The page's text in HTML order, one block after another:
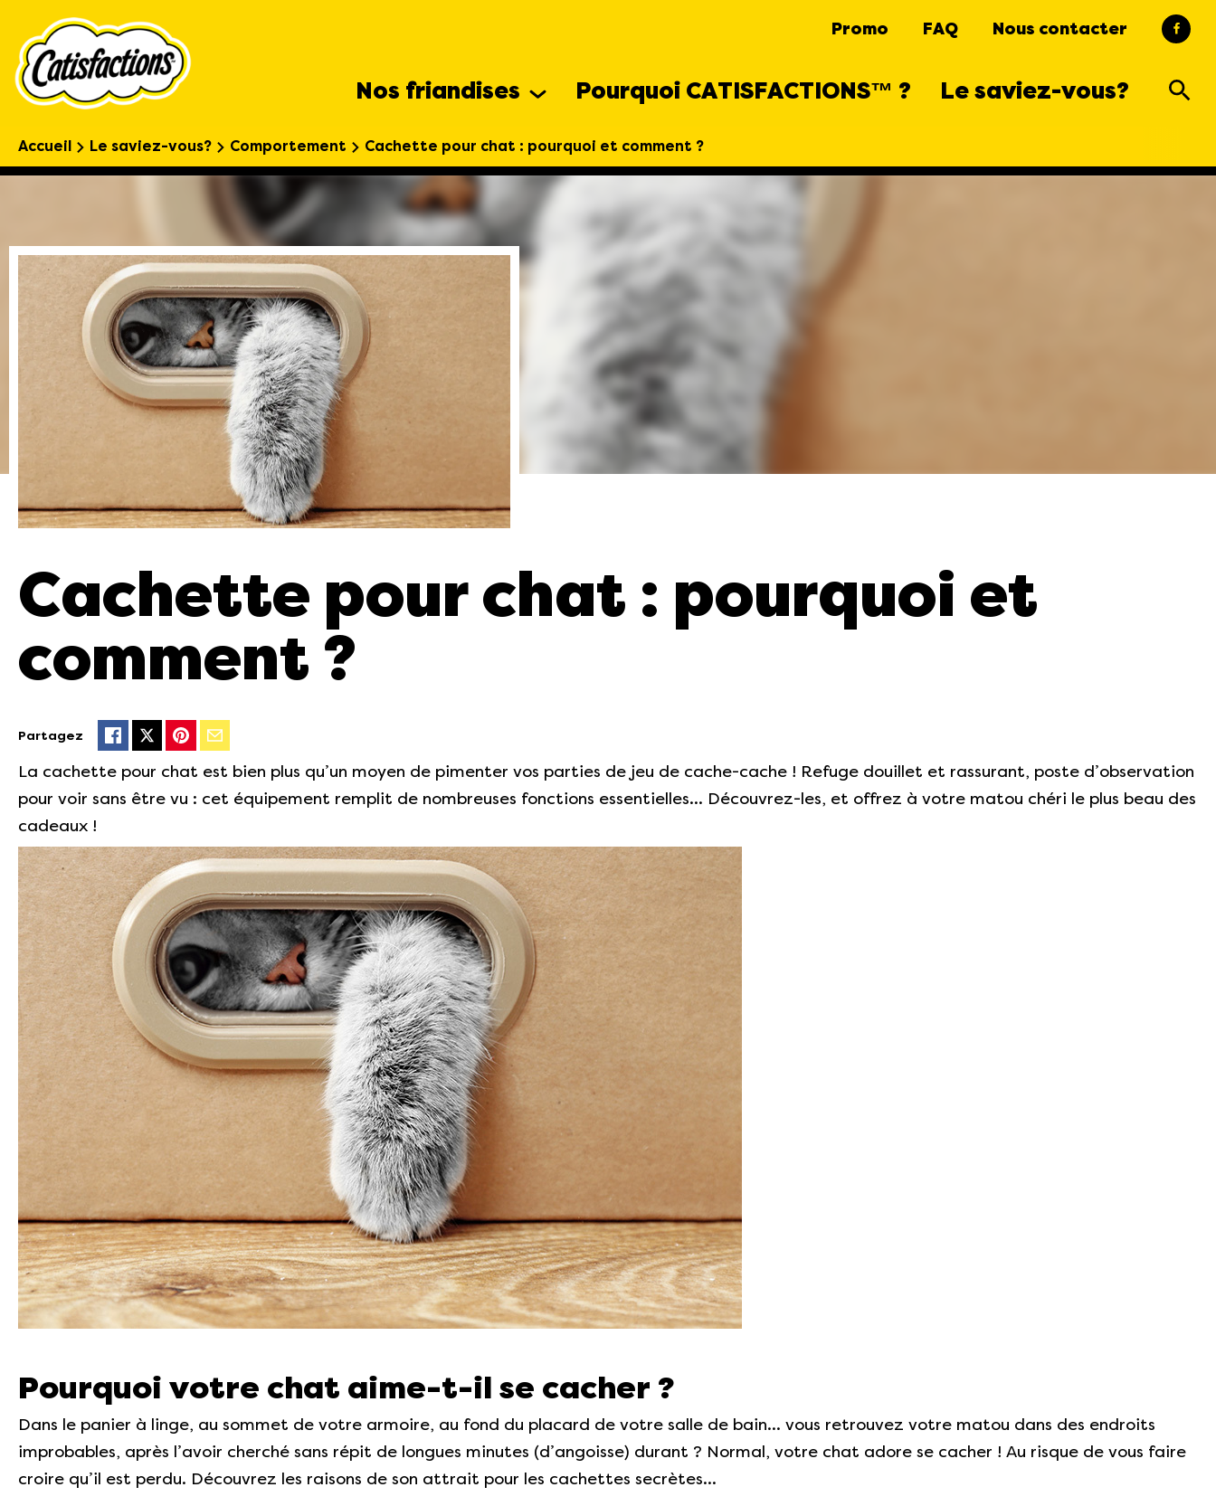
Promo FAQ Nous contacter
Nos friandises Pourquoi CATISFACTIONS™ ? Le saviez-vous?
Accueil Le saviez-vous? Comportement Cachette pour chat : pourquoi et comment ?
Cachette pour chat : pourquoi et
comment ?
Partagez
La cachette pour chat est bien plus qu’un moyen de pimenter vos parties de jeu de cache-cache ! Refuge douillet et rassurant, poste d’observation
pour voir sans être vu : cet équipement remplit de nombreuses fonctions essentielles… Découvrez-les, et offrez à votre matou chéri le plus beau des
cadeaux !
Pourquoi votre chat aime-t-il se cacher ?
Dans le panier à linge, au sommet de votre armoire, au fond du placard de votre salle de bain… vous retrouvez votre matou dans des endroits
improbables, après l’avoir cherché sans répit de longues minutes (d’angoisse) durant ? Normal, votre chat adore se cacher ! Au risque de vous faire
croire qu’il est perdu. Découvrez les raisons de son attrait pour les cachettes secrètes…